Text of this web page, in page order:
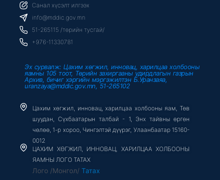
b
o
o
k
f
t
r
u
e
Санал хүсэлт илгээх
info@mddic.gov.mn
51-265115 /төрийн тусгай/
+976-11330781
Эх сурвалж: Цахим хөгжил, инновац, харилцаа холбооны
яамны 105 тоот, Төрийн захиргааны удирдлагын газрын
Архив, бичиг хэргийн мэргэжилтэн Б.Уранзаяа,
uranzaya@mddic.gov.mn, 51-265102
Цахим хөгжил, инновац, харилцаа холбооны яам, Төв
шуудан, Сүхбаатарын талбай - 1, Энх тайвны өргөн
чөлөө, 1-р хороо, Чингэлтэй дүүрэг, Улаанбаатар 15160-
0012
ЦАХИМ ХӨГЖИЛ, ИННОВАЦ, ХАРИЛЦАА ХОЛБООНЫ
ЯАМНЫ ЛОГО ТАТАХ
Лого /Монгол/ Татах